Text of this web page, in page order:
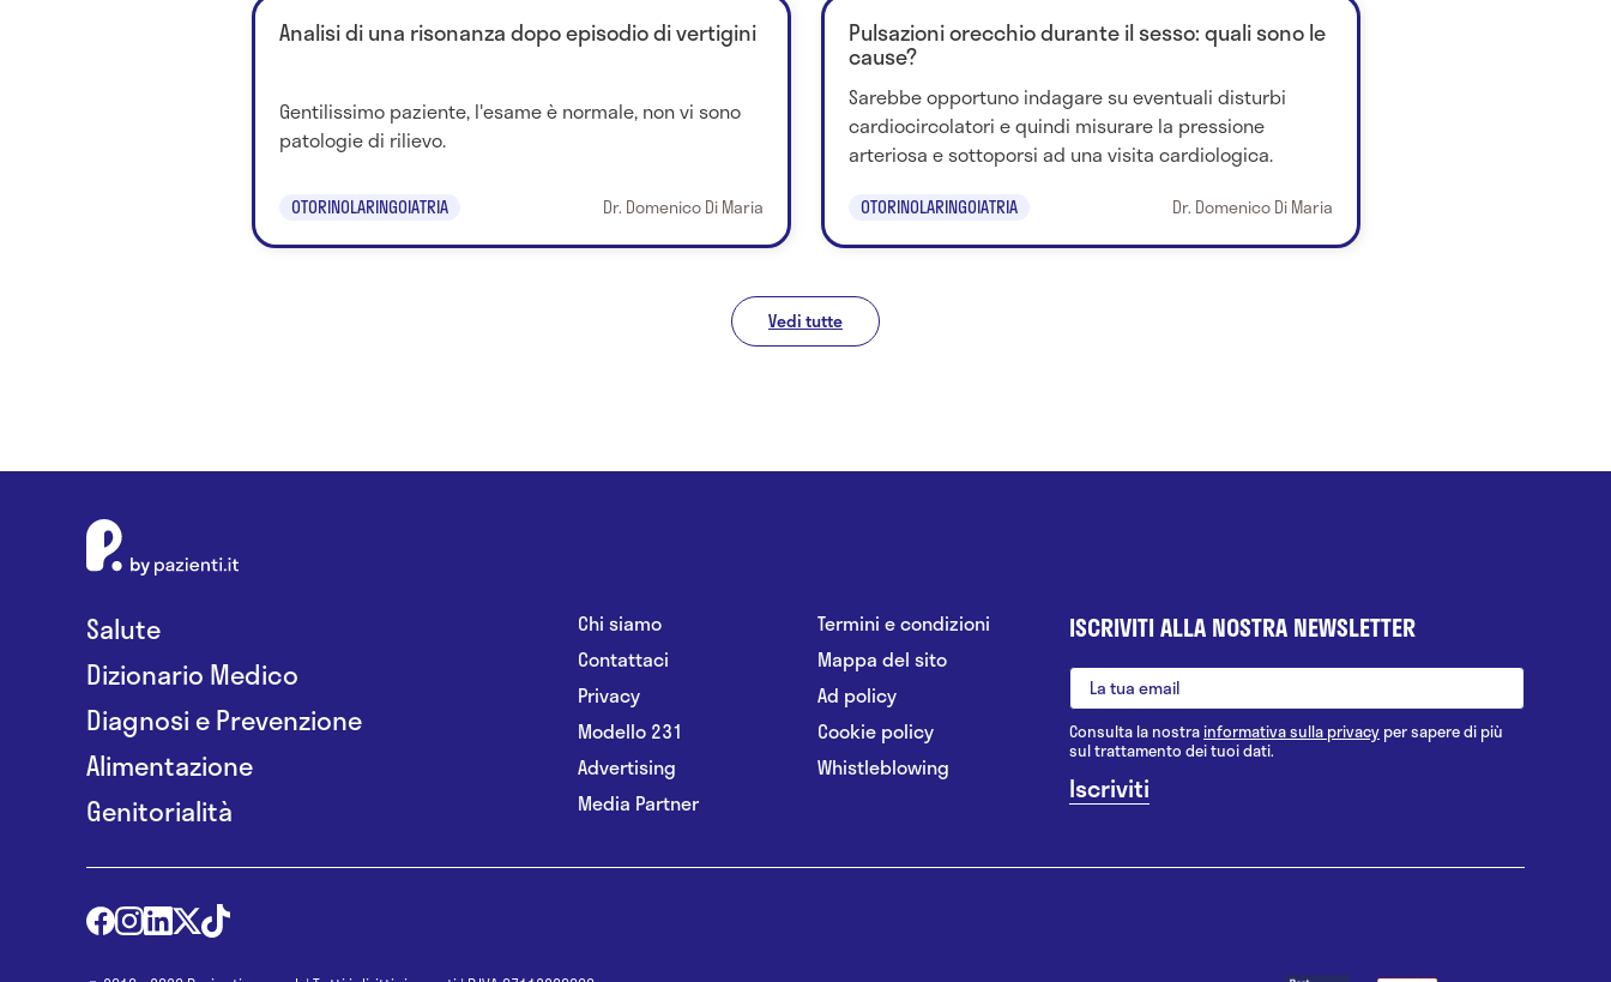
Analisi di una risonanza dopo episodio di vertigini
Gentilissimo paziente, l'esame è normale, non vi sono
patologie di rilievo.
OTORINOLARINGOIATRIA Dr. Domenico Di Maria
Pulsazioni orecchio durante il sesso: quali sono le
cause?
Sarebbe opportuno indagare su eventuali disturbi
cardiocircolatori e quindi misurare la pressione
arteriosa e sottoporsi ad una visita cardiologica.
OTORINOLARINGOIATRIA Dr. Domenico Di Maria
Vedi tutte
Salute
Dizionario Medico
Diagnosi e Prevenzione
Alimentazione
Genitorialità
Chi siamo
Contattaci
Privacy
Modello 231
Advertising
Media Partner
Termini e condizioni
Mappa del sito
Ad policy
Cookie policy
Whistleblowing
ISCRIVITI ALLA NOSTRA NEWSLETTER
Consulta la nostrainformativa sulla privacy per sapere di più
sul trattamento dei tuoi dati.